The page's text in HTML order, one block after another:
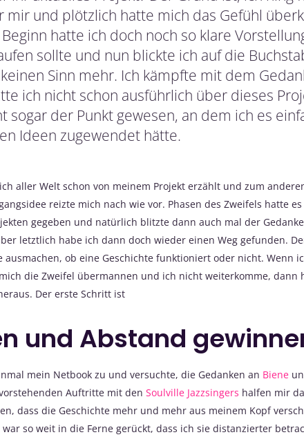
mir und plötzlich hatte mich das Gefühl
hatte ich doch noch so klare
sollte und nun blickte ich auf die
Sinn mehr. Ich kämpfte mit dem
ich nicht schon ausführlich über dieses
sogar der Punkt gewesen, an dem ich es
Ideen zugewendet hätte.
aller Welt schon von meinem Projekt erzählt und zum
reizte mich nach wie vor. Phasen des Zweifels hatte
gegeben und natürlich blitzte dann auch mal der
letztlich habe ich dann doch wieder einen Weg gefunden.
ausmachen, ob eine Geschichte funktioniert oder nicht. Wenn
die Zweifel übermannen und ich nicht weiterkomme, dann
Der erste Schritt ist
und Abstand
mein Netbook zu und versuchte, die Gedanken an Biene
Auftritte mit den Soulville Jazzsingers halfen mir
dass die Geschichte mehr und mehr aus meinem Kopf
so weit in die Ferne gerückt, dass ich sie distanzierter